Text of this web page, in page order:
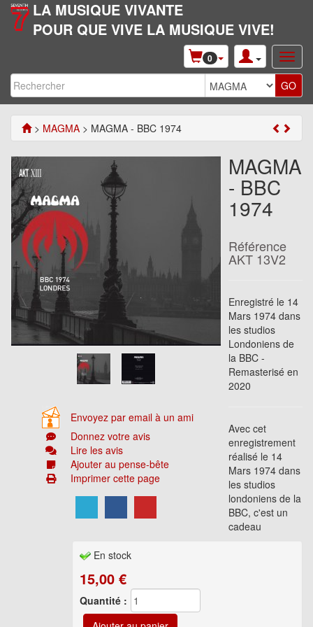
LA MUSIQUE VIVANTE
POUR QUE VIVE LA MUSIQUE VIVE!
0
> MAGMA > MAGMA - BBC 1974
Envoyez par email à un ami
Donnez votre avis
Lire les avis
Ajouter au pense-bête
Imprimer cette page
MAGMA
- BBC
1974
En stock
15,00 €
Quantité :
Référence
AKT 13V2
Enregistré le 14
Mars 1974 dans
les studios
Londoniens de
la BBC -
Remasterisé en
2020
Avec cet
enregistrement
réalisé le 14
Mars 1974 dans
les studios
londoniens de la
BBC, c'est un
cadeau